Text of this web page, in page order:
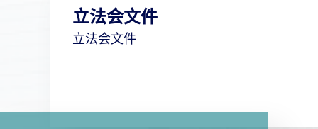
立法会文件
立法会文件